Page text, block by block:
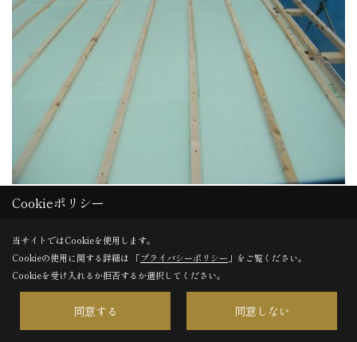
取り付け完了。
31. 2013年11月25日
Cookieポリシー
当サイトではCookieを使用します。
Cookieの使用に関する詳細は 「プライバシーポリシー 」をご覧ください。
Cookieを受け入れるか拒否するか選択してください。
同意する 同意しない